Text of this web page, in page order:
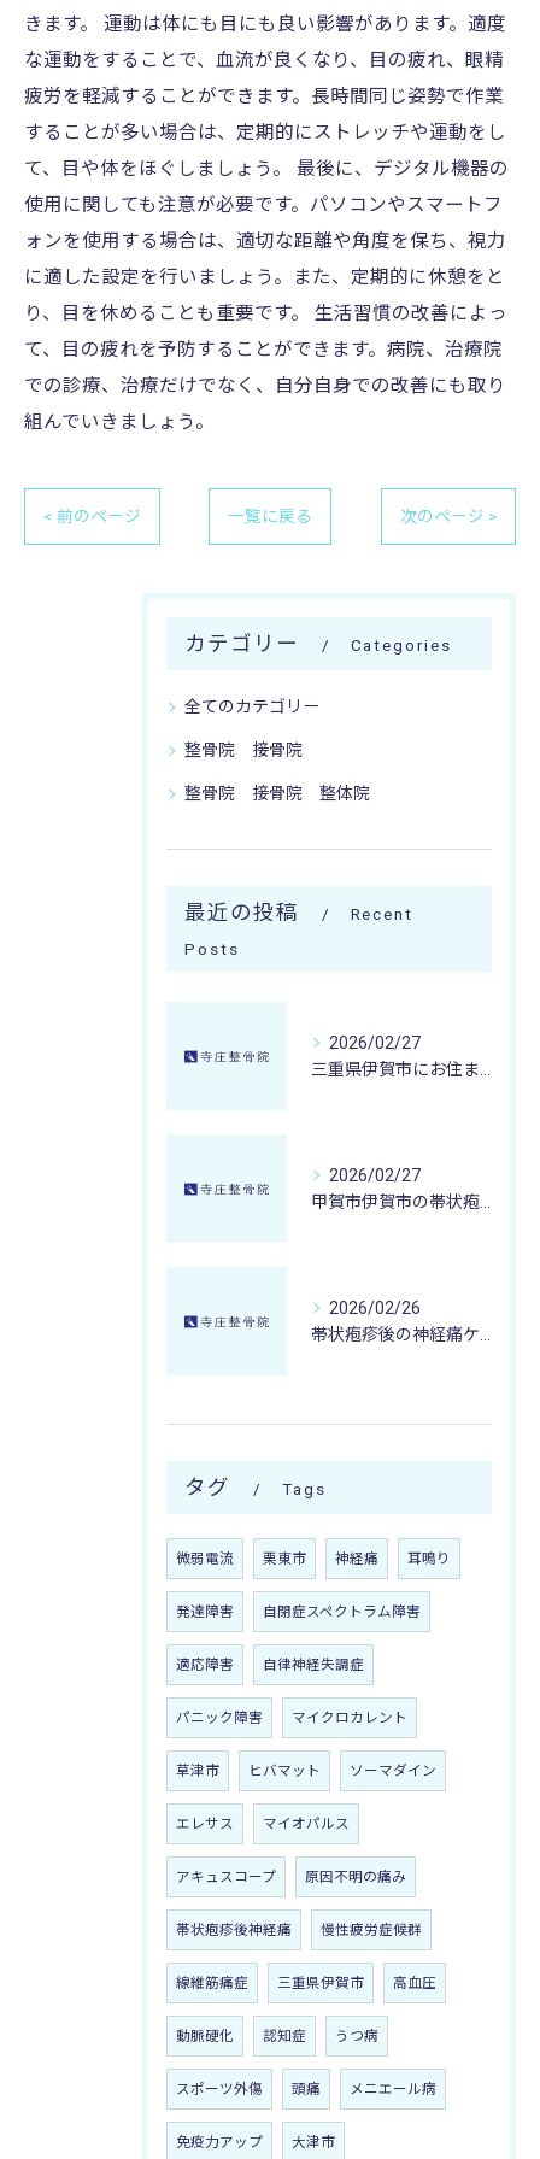
きます。 運動は体にも目にも良い影響があります。適度
な運動をすることで、血流が良くなり、目の疲れ、眼精
疲労を軽減することができます。長時間同じ姿勢で作業
することが多い場合は、定期的にストレッチや運動をし
て、目や体をほぐしましょう。 最後に、デジタル機器の
使用に関しても注意が必要です。パソコンやスマートフ
ォンを使用する場合は、適切な距離や角度を保ち、視力
に適した設定を行いましょう。また、定期的に休憩をと
り、目を休めることも重要です。 生活習慣の改善によっ
て、目の疲れを予防することができます。病院、治療院
での診療、治療だけでなく、自分自身での改善にも取り
組んでいきましょう。
< 前のページ 一覧に戻る 次のページ >
カテゴリー Categories
全てのカテゴリー
整骨院 接骨院
整骨院 接骨院 整体院
最近の投稿
Recent
Posts
2026/02/27
2026/02/27
2026/02/26
タグ Tags
微弱電流 栗東市 神経痛 耳鳴り
発達障害 自閉症スペクトラム障害
適応障害 自律神経失調症
パニック障害 マイクロカレント
草津市 ヒバマット ソーマダイン
エレサス マイオパルス
アキュスコープ 原因不明の痛み
帯状疱疹後神経痛 慢性疲労症候群
線維筋痛症 三重県伊賀市 高血圧
動脈硬化 認知症 うつ病
スポーツ外傷 頭痛 メニエール病
免疫力アップ 大津市